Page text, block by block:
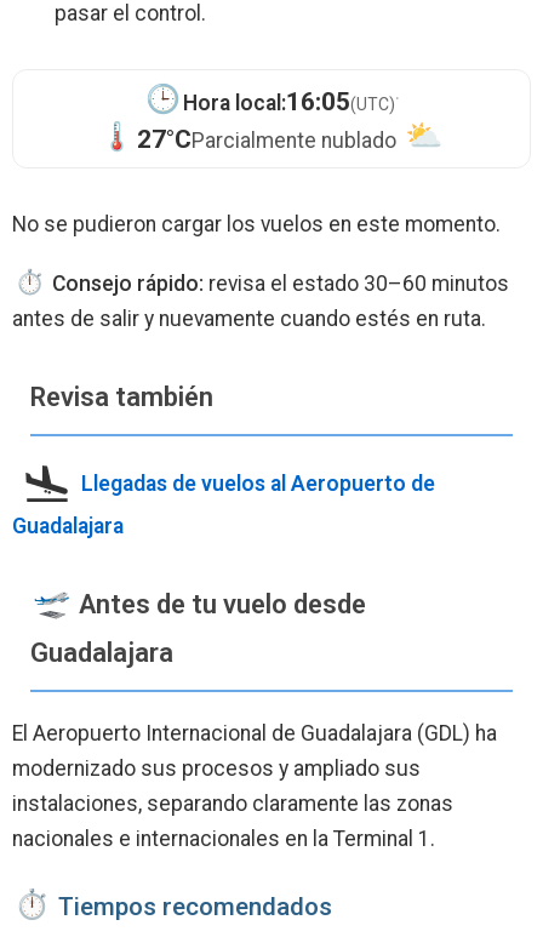
pasar el control.
Hora local:16:05(UTC)·
27°CParcialmente nublado
No se pudieron cargar los vuelos en este momento.
Consejo rápido: revisa el estado 30–60 minutos
antes de salir y nuevamente cuando estés en ruta.
Revisa también
Llegadas de vuelos al Aeropuerto de
Guadalajara
Antes de tu vuelo desde
Guadalajara
El Aeropuerto Internacional de Guadalajara (GDL) ha
modernizado sus procesos y ampliado sus
instalaciones, separando claramente las zonas
nacionales e internacionales en la Terminal 1.
Tiempos recomendados